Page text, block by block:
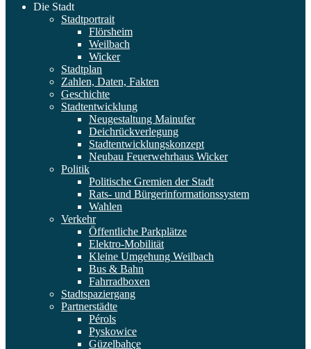
Die Stadt
Stadtportrait
Flörsheim
Weilbach
Wicker
Stadtplan
Zahlen, Daten, Fakten
Geschichte
Stadtentwicklung
Neugestaltung Mainufer
Deichrückverlegung
Stadtentwicklungskonzept
Neubau Feuerwehrhaus Wicker
Politik
Politische Gremien der Stadt
Rats- und Bürgerinformationssystem
Wahlen
Verkehr
Öffentliche Parkplätze
Elektro-Mobilität
Kleine Umgehung Weilbach
Bus & Bahn
Fahrradboxen
Stadtspaziergang
Partnerstädte
Pérols
Pyskowice
Güzelbahçe